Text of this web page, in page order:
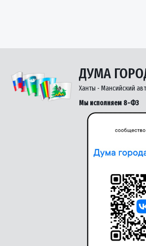
ДУМА
Ханты - Мансийский
Мы исполняем 8-ФЗ